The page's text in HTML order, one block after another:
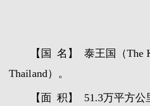
【国 名】 泰王国（The
Thailand）。
【面 积】 51.3万平方公